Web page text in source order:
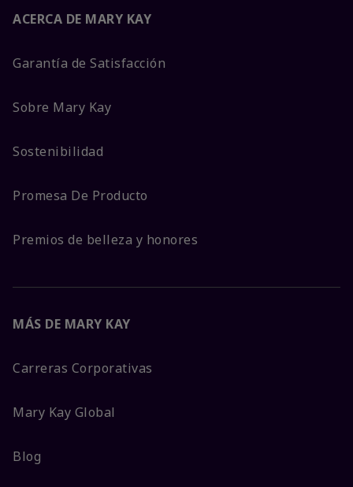
ACERCA DE MARY KAY
Garantía de Satisfacción
Sobre Mary Kay
Sostenibilidad
Promesa De Producto
Premios de belleza y honores
MÁS DE MARY KAY
Carreras Corporativas
Mary Kay Global
Blog